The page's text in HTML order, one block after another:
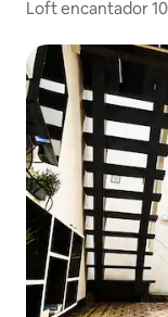
Loft encantador